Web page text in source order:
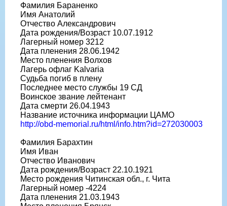
Фамилия Бараненко
Имя Анатолий
Отчество Александрович
Дата рождения/Возраст 10.07.1912
Лагерный номер 3212
Дата пленения 28.06.1942
Место пленения Волхов
Лагерь офлаг Kalvaria
Судьба погиб в плену
Последнее место службы 19 СД
Воинское звание лейтенант
Дата смерти 26.04.1943
Название источника информации ЦАМО
http://obd-memorial.ru/html/info.htm?id=272030003
Фамилия Барахтин
Имя Иван
Отчество Иванович
Дата рождения/Возраст 22.10.1921
Место рождения Читинская обл., г. Чита
Лагерный номер -4224
Дата пленения 21.03.1943